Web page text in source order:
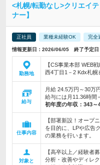
<札幌/転勤なし>クリエイ
ナー】
正社員 業種未経験OK 完全
情報更新日：2026/06/05 終了予定
勤務地
【CS事業本部 WEB
西4丁目1－2 Kdx札幌
給与
月給 24.5万円～30
給与には月11.36時間
初年度の年収： 343～
仕事内容
【部署新設！オープ
を目的に、LPや広告
の業務を行います。
対象と
【高卒以上／経験
分析・改善やディレ